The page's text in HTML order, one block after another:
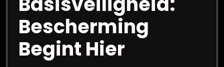
Bescherming
Begint Hier